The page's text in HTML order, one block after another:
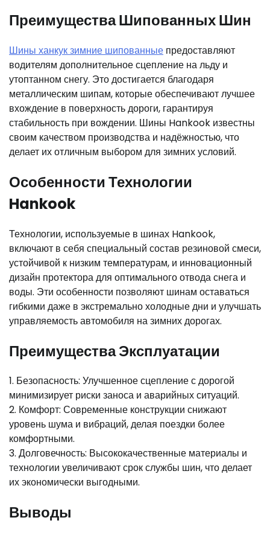
Преимущества Шипованных Шин
Шины ханкук зимние шипованные предоставляют
водителям дополнительное сцепление на льду и
утоптанном снегу. Это достигается благодаря
металлическим шипам, которые обеспечивают лучшее
вхождение в поверхность дороги, гарантируя
стабильность при вождении. Шины Hankook известны
своим качеством производства и надёжностью, что
делает их отличным выбором для зимних условий.
Особенности Технологии
Hankook
Технологии, используемые в шинах Hankook,
включают в себя специальный состав резиновой смеси,
устойчивой к низким температурам, и инновационный
дизайн протектора для оптимального отвода снега и
воды. Эти особенности позволяют шинам оставаться
гибкими даже в экстремально холодные дни и улучшать
управляемость автомобиля на зимних дорогах.
Преимущества Эксплуатации
1. Безопасность: Улучшенное сцепление с дорогой
минимизирует риски заноса и аварийных ситуаций.
2. Комфорт: Современные конструкции снижают
уровень шума и вибраций, делая поездки более
комфортными.
3. Долговечность: Высококачественные материалы и
технологии увеличивают срок службы шин, что делает
их экономически выгодными.
Выводы